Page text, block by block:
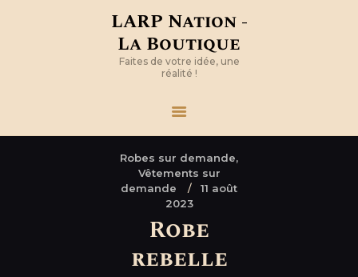
LARP Nation -
La Boutique
Faites de votre idée, une
réalité !
Robes sur demande,
Vêtements sur
demande
11 août
2023
Robe
rebelle